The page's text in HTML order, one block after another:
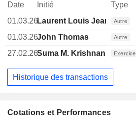
Cotations et Performances
Date Initié Type
01.03.26Laurent Louis Jean Goux
Autre
01.03.26John Thomas Autre
27.02.26Suma M. Krishnan Exercice
Historique des transactions